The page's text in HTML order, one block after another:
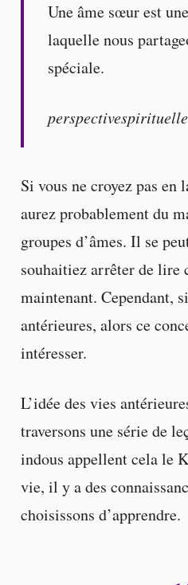
Une âme sœur est
laquelle nous
spéciale.
perspectivespirituelle
Si vous ne croyez pas en
aurez probablement du
groupes d’âmes. Il se
souhaitiez arrêter de lire
maintenant. Cependant,
antérieures, alors ce
intéresser.
L’idée des vies
traversons une série de
indous appellent cela le
vie, il y a des
choisissons d’apprendre.